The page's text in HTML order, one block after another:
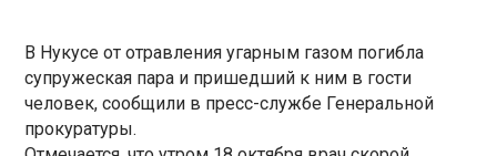
В Нукусе от отравления угарным газом погибла
супружеская пара и пришедший к ним в гости
человек, сообщили в пресс-службе Генеральной
прокуратуры.